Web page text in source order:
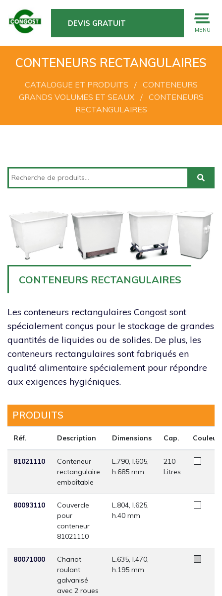
DEVIS GRATUIT
MENU
CONTENEURS RECTANGULAIRES
CATALOGUE ET PRODUITS
CONTENEURS
GRANDS VOLUMES ET SEAUX
CONTENEURS
RECTANGULAIRES
CONTENEURS RECTANGULAIRES
Les conteneurs rectangulaires Congost sont
spécialement conçus pour le stockage de grandes
quantités de liquides ou de solides. De plus, les
conteneurs rectangulaires sont fabriqués en
qualité alimentaire spécialement pour répondre
aux exigences hygiéniques.
PRODUITS
Réf. Description Dimensions Cap. Couleur
81021110
Conteneur
rectangulaire
emboîtable
L.790, l.605,
h.685 mm
210
Litres
80093110
Couvercle
pour
conteneur
81021110
L.804, l.625,
h.40 mm
80071000
Chariot
roulant
galvanisé
avec 2 roues
L.635, l.470,
h.195 mm